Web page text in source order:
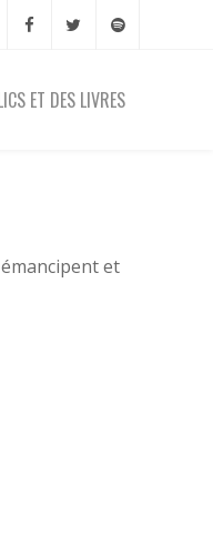
ET DES LIVRES
et